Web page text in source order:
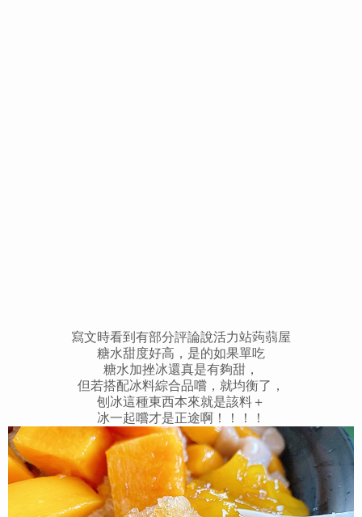
寫文時看到有部分評論說活力站蒟蒻屋
糖水甜度好高，是的如果單吃
糖水加挫冰還真是有夠甜，
但若搭配冰料綜合品嚐，就均衡了，
刨冰這種東西本來就是該料＋
冰一起嚐才是正途啊！！！！